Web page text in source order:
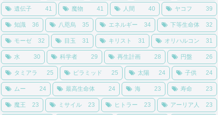
遺伝子 41 魔物 41 人間 40 ヤコフ 39
知識 36 八咫烏 35 エネルギー 34 下等生命体 32
モーゼ 32 目玉 31 キリスト 31 オリハルコン 31
水 30 科学者 29 再生計画 28 円盤 26
タミアラ 25 ピラミッド 25 太陽 24 子供 24
ムー 24 最高生命体 24 海 23 寿命 23
魔王 23 ミサイル 23 ヒトラー 23 アーリア人 23